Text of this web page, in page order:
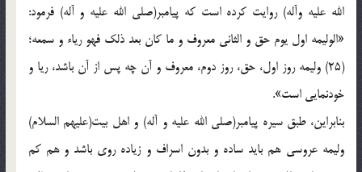
الله عليه وآله) روايت کرده است که پيامبر(صلي الله عليه و آله) فرمود:
«الوليمه اول يوم حق و الثاني معروف و ما کان بعد ذلک فهو رياء و سمعه؛
(25) وليمه روز اول، حق، روز دوم، معروف و آن چه پس از آن باشد، ريا و
خودنمايي است».
بنابراين، طبق سيره پيامبر(صلي الله عليه و آله) و اهل بيت(عليهم السلام)
وليمه عروسي هم بايد ساده و بدون اسراف و زياده روي باشد و هم کم